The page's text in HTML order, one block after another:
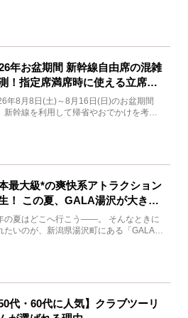
年お盆期間 新幹線自由席の混雑
！指定席満席時に使える立席特
も解説
年8月8日(土)～8月16日(日)のお盆期間
新幹線を利用して帰省やおでかけを考え
最大級*の爽快系アトラクション
！ この夏、GALA湯沢が大きく
れ変わる
の夏はどこへ行こう――。 そんなときに
たいのが、新潟県湯沢町にある「GALA湯
50代・60代に人気】クラブツーリ